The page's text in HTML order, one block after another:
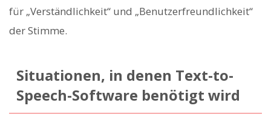
für „Verständlichkeit“ und „Benutzerfreundlichkeit“
der Stimme.
Situationen, in denen Text-to-
Speech-Software benötigt wird